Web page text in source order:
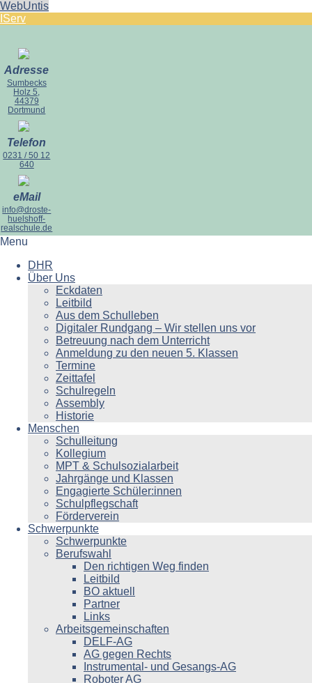
WebUntis
IServ
Adresse
Sumbecks
Holz 5,
44379
Dortmund
Telefon
0231 / 50 12
640
eMail
info@droste-
huelshoff-
realschule.de
Menu
DHR
Über Uns
Eckdaten
Leitbild
Aus dem Schulleben
Digitaler Rundgang – Wir stellen uns vor
Betreuung nach dem Unterricht
Anmeldung zu den neuen 5. Klassen
Termine
Zeittafel
Schulregeln
Assembly
Historie
Menschen
Schulleitung
Kollegium
MPT & Schulsozialarbeit
Jahrgänge und Klassen
Engagierte Schüler:innen
Schulpflegschaft
Förderverein
Schwerpunkte
Schwerpunkte
Berufswahl
Den richtigen Weg finden
Leitbild
BO aktuell
Partner
Links
Arbeitsgemeinschaften
DELF-AG
AG gegen Rechts
Instrumental- und Gesangs-AG
Roboter AG